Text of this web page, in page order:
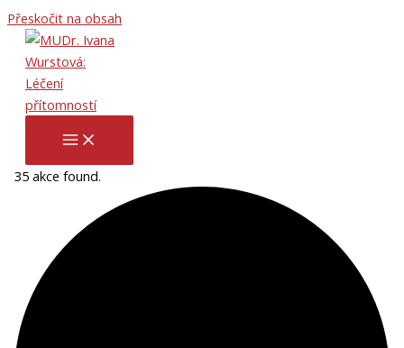
Přeskočit na obsah
35 akce found.